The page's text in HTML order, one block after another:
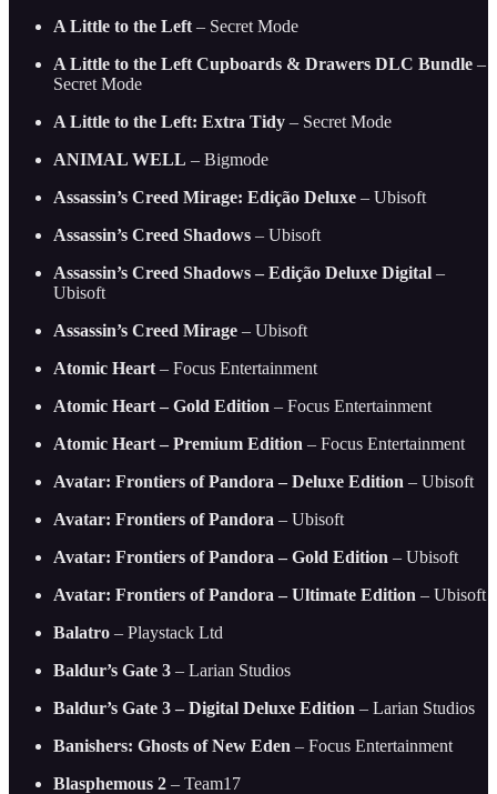
A Little to the Left – Secret Mode
A Little to the Left Cupboards & Drawers DLC Bundle –
Secret Mode
A Little to the Left: Extra Tidy – Secret Mode
ANIMAL WELL – Bigmode
Assassin’s Creed Mirage: Edição Deluxe – Ubisoft
Assassin’s Creed Shadows – Ubisoft
Assassin’s Creed Shadows – Edição Deluxe Digital –
Ubisoft
Assassin’s Creed Mirage – Ubisoft
Atomic Heart – Focus Entertainment
Atomic Heart – Gold Edition – Focus Entertainment
Atomic Heart – Premium Edition – Focus Entertainment
Avatar: Frontiers of Pandora – Deluxe Edition – Ubisoft
Avatar: Frontiers of Pandora – Ubisoft
Avatar: Frontiers of Pandora – Gold Edition – Ubisoft
Avatar: Frontiers of Pandora – Ultimate Edition – Ubisoft
Balatro – Playstack Ltd
Baldur’s Gate 3 – Larian Studios
Baldur’s Gate 3 – Digital Deluxe Edition – Larian Studios
Banishers: Ghosts of New Eden – Focus Entertainment
Blasphemous 2 – Team17